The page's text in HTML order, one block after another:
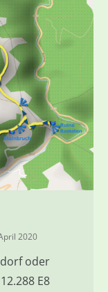
2020
oder
E8